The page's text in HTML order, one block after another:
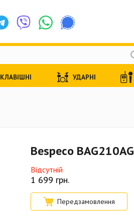
Bespeco BAG210AG
Відсутній
1 699 грн.
Передзамовлення
КЛАВІШНІ УДАРНІ